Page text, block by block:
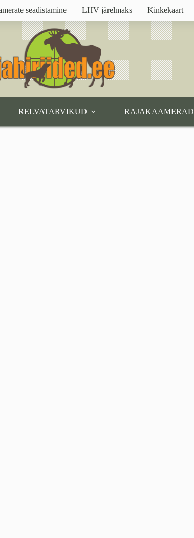
seadistamine LHV järelmaks Kinkekaart
RELVATARVIKUD RAJAKAAMERAD